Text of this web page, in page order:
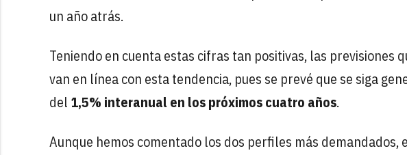
un año atrás.
Teniendo en cuenta estas cifras tan positivas, las previsiones
van en línea con esta tendencia, pues se prevé que se siga
del 1,5% interanual en los próximos cuatro años.
Aunque hemos comentado los dos perfiles más